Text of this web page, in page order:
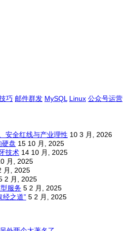
巧 邮件群发 MySQL Linux 公众号运营
安全红线与产业理性 10 3 月, 2026
硬盘 15 10 月, 2025
技术 14 10 月, 2025
月, 2025
月, 2025
2 月, 2025
服务 5 2 月, 2025
经之道” 5 2 月, 2025